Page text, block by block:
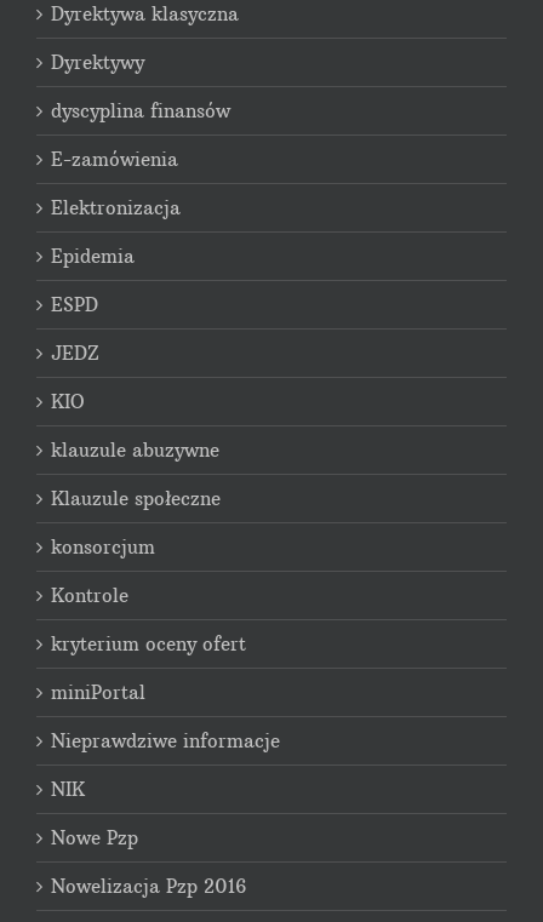
Dyrektywa klasyczna
Dyrektywy
dyscyplina finansów
E-zamówienia
Elektronizacja
Epidemia
ESPD
JEDZ
KIO
klauzule abuzywne
Klauzule społeczne
konsorcjum
Kontrole
kryterium oceny ofert
miniPortal
Nieprawdziwe informacje
NIK
Nowe Pzp
Nowelizacja Pzp 2016